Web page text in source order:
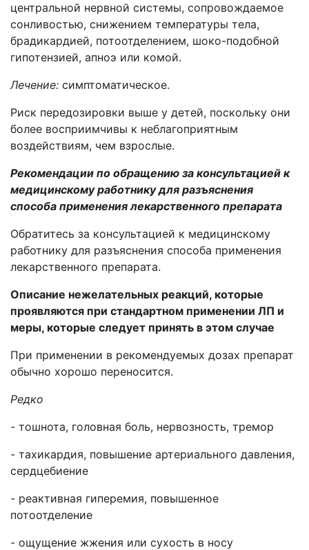
центральной нервной системы, сопровождаемое
сонливостью, снижением температуры тела,
брадикардией, потоотделением, шоко-подобной
гипотензией, апноэ или комой.
Лечение: симптоматическое.
Риск передозировки выше у детей, поскольку они
более восприимчивы к неблагоприятным
воздействиям, чем взрослые.
Рекомендации по обращению за консультацией к
медицинскому работнику для разъяснения
способа применения лекарственного препарата
Обратитесь за консультацией к медицинскому
работнику для разъяснения способа применения
лекарственного препарата.
Описание нежелательных реакций, которые
проявляются при стандартном применении ЛП и
меры, которые следует принять в этом случае
При применении в рекомендуемых дозах препарат
обычно хорошо переносится.
Редко
- тошнота, головная боль, нервозность, тремор
- тахикардия, повышение артериального давления,
сердцебиение
- реактивная гиперемия, повышенное
потоотделение
- ощущение жжения или сухость в носу